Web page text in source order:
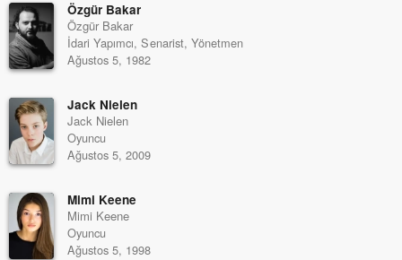
Özgür Bakar
Özgür Bakar
İdari Yapımcı, Senarist, Yönetmen
Ağustos 5, 1982
Jack Nielen
Jack Nielen
Oyuncu
Ağustos 5, 2009
Mimi Keene
Mimi Keene
Oyuncu
Ağustos 5, 1998